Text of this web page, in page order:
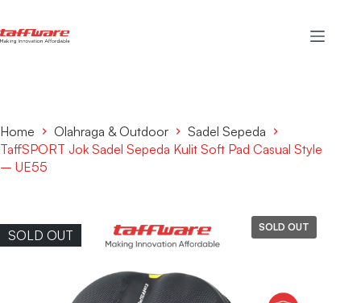
Home Olahraga & Outdoor
Sadel Sepeda
TaffSPORT Jok Sadel Sepeda Kulit Soft Pad Casual Style
– UE55
SOLD OUT
SOLD OUT